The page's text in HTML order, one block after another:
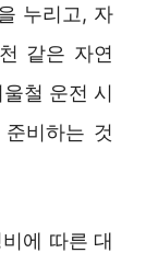
누리고, 자
같은 자연
철 운전 시
비하는 것
에 따른 대